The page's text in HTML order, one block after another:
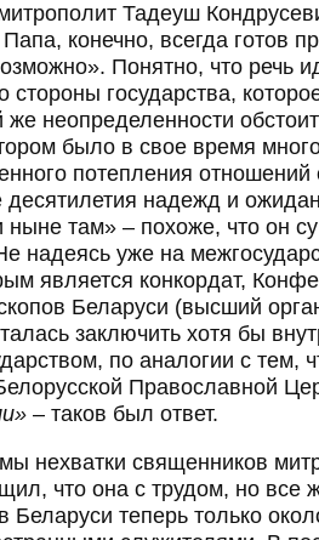
Тадеуш
конечно, всегда готов
Понятно, что речь
стороны государства,
же неопределенности
было в свое время
потепления отношений
десятилетия надежд и
ныне там» – похоже, что он
надеясь уже на
является конкордат,
Беларуси (высший
заключить хотя бы
по аналогии с тем,
Православной
– таков был ответ.
нехватки священников
что она с трудом, но все
Беларуси теперь только